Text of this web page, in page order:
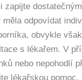
zapijte
odpovídat
obvykle
s lékařem. V
nebo nepohodlí
lékařskou pomoc.